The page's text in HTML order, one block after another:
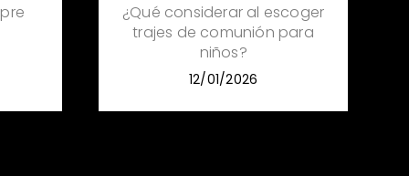
¿Qué considerar al escoger
trajes de comunión para
niños?
12/01/2026